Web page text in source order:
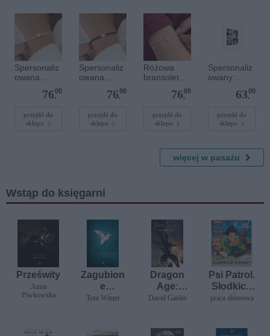
Spersonaliz
owana
bransoletka
sznurkowa -
Złote kółko
76,
00
przejdź do
sklepu
Spersonaliz
owana
bransoletka
sznurkowa -
Złote serce
76,
00
przejdź do
sklepu
Różowa
bransoletka
dla dzieci -
owana -
Srebrne
76,
00
przejdź do
sklepu
Spersonaliz
owany
plakat - 30 x
63,
00
przejdź do
sklepu
więcej w pasażu
Wstąp do księgarni
Prześwity
Anna
Piwkowska
Zagubion
e
szczęście
Tom Winter
Dragon
Age:
Powołanie
David Gaider
Psi Patrol.
Słodkich
snów
praca zbiorowa